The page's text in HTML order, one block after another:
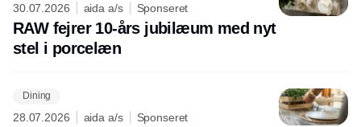
30.07.2026 aida a/s Sponseret
RAW fejrer 10-års jubilæum med nyt
stel i porcelæn
Dining
28.07.2026 aida a/s Sponseret